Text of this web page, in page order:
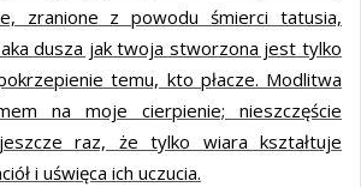
zranione z powodu śmierci tatusia,
dusza jak twoja stworzona jest tylko
temu, kto płacze. Modlitwa
na moje cierpienie; nieszczęście
raz, że tylko wiara kształtuje
i uświęca ich uczucia.